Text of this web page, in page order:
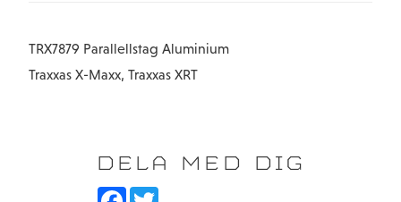
TRX7879 Parallellstag Aluminium
Traxxas X-Maxx, Traxxas XRT
DELA MED DIG
F
T